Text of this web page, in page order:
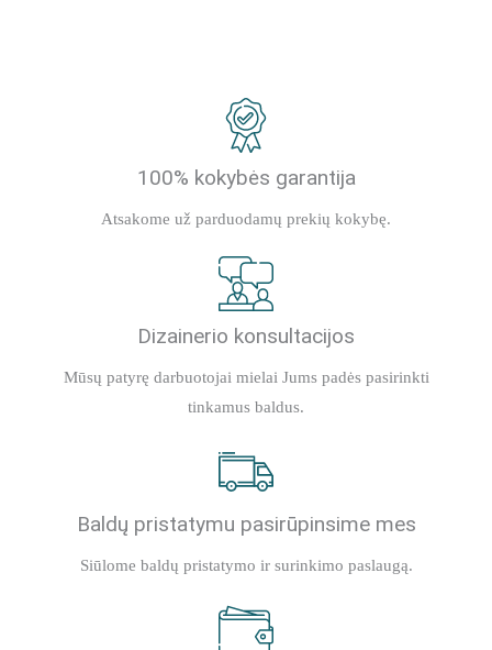
100% kokybės garantija
Atsakome už parduodamų prekių kokybę.
Dizainerio konsultacijos
Mūsų patyrę darbuotojai mielai Jums padės pasirinkti
tinkamus baldus.
Baldų pristatymu pasirūpinsime mes
Siūlome baldų pristatymo ir surinkimo paslaugą.